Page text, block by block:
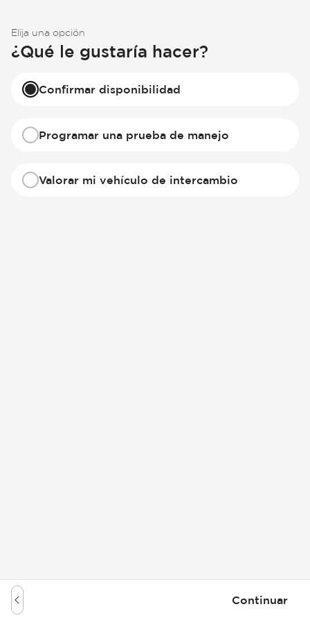
Elija una opción
¿Qué le gustaría hacer?
Confirmar disponibilidad
Programar una prueba de manejo
Valorar mi vehículo de intercambio
Continuar